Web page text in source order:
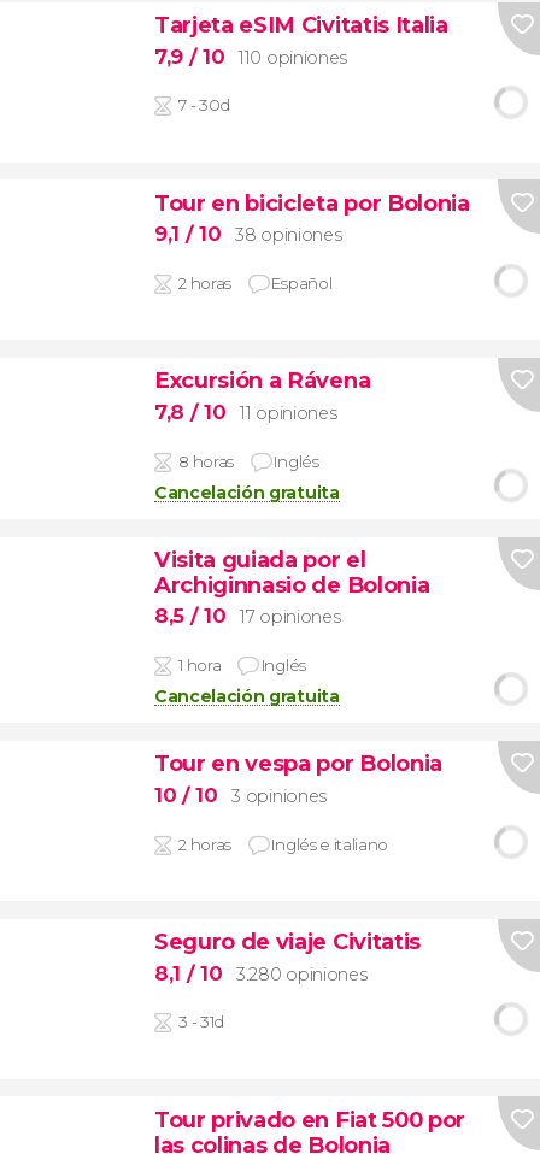
Tarjeta eSIM Civitatis Italia
7,9 / 10 110 opiniones
7 - 30d
Tour en bicicleta por Bolonia
9,1 / 10 38 opiniones
2 horas Español
Excursión a Rávena
7,8 / 10 11 opiniones
8 horas Inglés
Cancelación gratuita
Visita guiada por el
Archiginnasio de Bolonia
8,5 / 10 17 opiniones
1 hora Inglés
Cancelación gratuita
Tour en vespa por Bolonia
10 / 10 3 opiniones
2 horas Inglés e italiano
Seguro de viaje Civitatis
8,1 / 10 3.280 opiniones
3 - 31d
Tour privado en Fiat 500 por
las colinas de Bolonia